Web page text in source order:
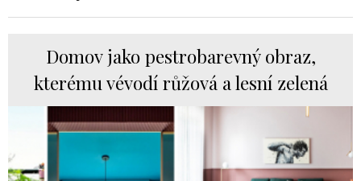
Domov jako pestrobarevný obraz,
kterému vévodí růžová a lesní zelená